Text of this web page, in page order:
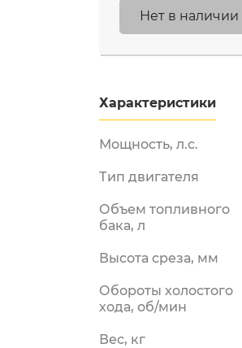
Нет в наличии
Характеристики
Мощность, л.с.
Тип двигателя
Объем топливного
бака, л
Высота среза, мм
Обороты холостого
хода, об/мин
Вес, кг